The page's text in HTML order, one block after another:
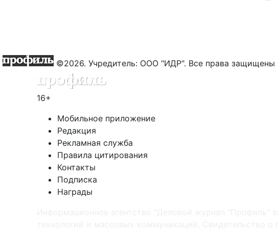
©2026. Учредитель: ООО "ИДР". Все права защищены
16+
Мобильное приложение
Редакция
Рекламная служба
Правила цитирования
Контакты
Подписка
Награды